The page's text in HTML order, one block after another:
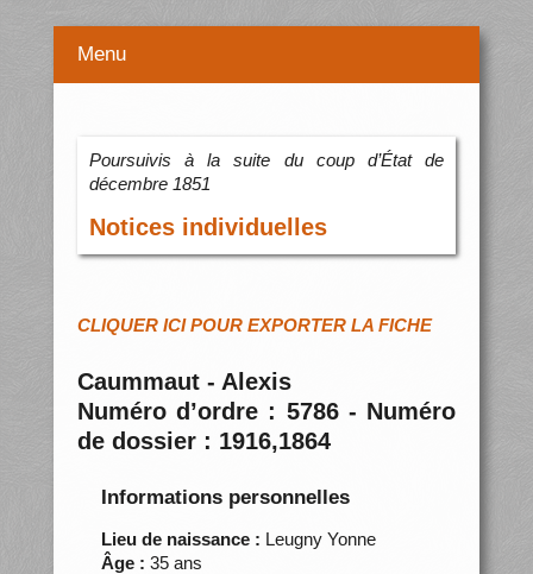
Menu
Poursuivis à la suite du coup d’État de
décembre 1851
Notices individuelles
CLIQUER ICI POUR EXPORTER LA FICHE
Caummaut - Alexis
Numéro d’ordre : 5786 - Numéro
de dossier : 1916,1864
Informations personnelles
Lieu de naissance : Leugny Yonne
Âge : 35 ans